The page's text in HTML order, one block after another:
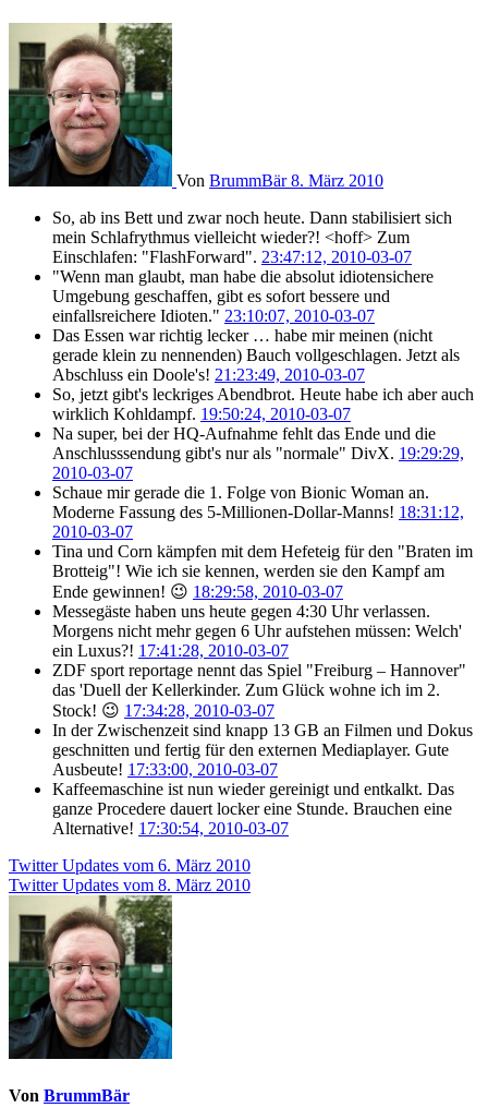
Von BrummBär8. März 2010
So, ab ins Bett und zwar noch heute. Dann stabilisiert sich
mein Schlafrythmus vielleicht wieder?! <hoff> Zum
Einschlafen: "FlashForward". 23:47:12, 2010-03-07
"Wenn man glaubt, man habe die absolut idiotensichere
Umgebung geschaffen, gibt es sofort bessere und
einfallsreichere Idioten." 23:10:07, 2010-03-07
Das Essen war richtig lecker … habe mir meinen (nicht
gerade klein zu nennenden) Bauch vollgeschlagen. Jetzt als
Abschluss ein Doole's! 21:23:49, 2010-03-07
So, jetzt gibt's leckriges Abendbrot. Heute habe ich aber auch
wirklich Kohldampf. 19:50:24, 2010-03-07
Na super, bei der HQ-Aufnahme fehlt das Ende und die
Anschlusssendung gibt's nur als "normale" DivX. 19:29:29,
2010-03-07
Schaue mir gerade die 1. Folge von Bionic Woman an.
Moderne Fassung des 5-Millionen-Dollar-Manns! 18:31:12,
2010-03-07
Tina und Corn kämpfen mit dem Hefeteig für den "Braten im
Brotteig"! Wie ich sie kennen, werden sie den Kampf am
Ende gewinnen! 😉 18:29:58, 2010-03-07
Messegäste haben uns heute gegen 4:30 Uhr verlassen.
Morgens nicht mehr gegen 6 Uhr aufstehen müssen: Welch'
ein Luxus?! 17:41:28, 2010-03-07
ZDF sport reportage nennt das Spiel "Freiburg – Hannover"
das 'Duell der Kellerkinder. Zum Glück wohne ich im 2.
Stock! 😉 17:34:28, 2010-03-07
In der Zwischenzeit sind knapp 13 GB an Filmen und Dokus
geschnitten und fertig für den externen Mediaplayer. Gute
Ausbeute! 17:33:00, 2010-03-07
Kaffeemaschine ist nun wieder gereinigt und entkalkt. Das
ganze Procedere dauert locker eine Stunde. Brauchen eine
Alternative! 17:30:54, 2010-03-07
Beitragsnavigation
Twitter Updates vom 6. März 2010
Twitter Updates vom 8. März 2010
Von BrummBär